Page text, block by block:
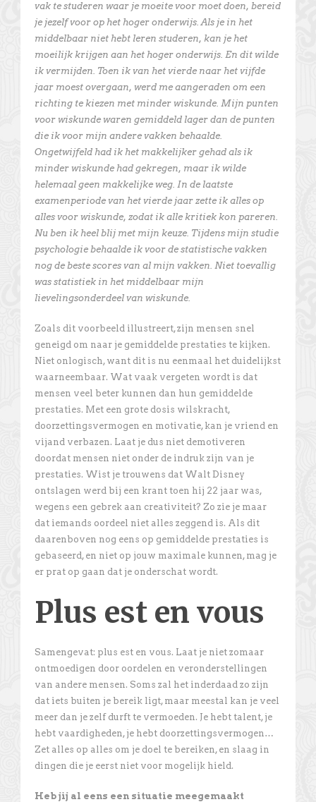
vak te studeren waar je moeite voor moet doen, bereid
je jezelf voor op het hoger onderwijs. Als je in het
middelbaar niet hebt leren studeren, kan je het
moeilijk krijgen aan het hoger onderwijs. En dit wilde
ik vermijden. Toen ik van het vierde naar het vijfde
jaar moest overgaan, werd me aangeraden om een
richting te kiezen met minder wiskunde. Mijn punten
voor wiskunde waren gemiddeld lager dan de punten
die ik voor mijn andere vakken behaalde.
Ongetwijfeld had ik het makkelijker gehad als ik
minder wiskunde had gekregen, maar ik wilde
helemaal geen makkelijke weg. In de laatste
examenperiode van het vierde jaar zette ik alles op
alles voor wiskunde, zodat ik alle kritiek kon pareren.
Nu ben ik heel blij met mijn keuze. Tijdens mijn studie
psychologie behaalde ik voor de statistische vakken
nog de beste scores van al mijn vakken. Niet toevallig
was statistiek in het middelbaar mijn
lievelingsonderdeel van wiskunde.
Zoals dit voorbeeld illustreert, zijn mensen snel
geneigd om naar je gemiddelde prestaties te kijken.
Niet onlogisch, want dit is nu eenmaal het duidelijkst
waarneembaar. Wat vaak vergeten wordt is dat
mensen veel beter kunnen dan hun gemiddelde
prestaties. Met een grote dosis wilskracht,
doorzettingsvermogen en motivatie, kan je vriend en
vijand verbazen. Laat je dus niet demotiveren
doordat mensen niet onder de indruk zijn van je
prestaties. Wist je trouwens dat Walt Disney
ontslagen werd bij een krant toen hij 22 jaar was,
wegens een gebrek aan creativiteit? Zo zie je maar
dat iemands oordeel niet alles zeggend is. Als dit
daarenboven nog eens op gemiddelde prestaties is
gebaseerd, en niet op jouw maximale kunnen, mag je
er prat op gaan dat je onderschat wordt.
Plus est en vous
Samengevat: plus est en vous. Laat je niet zomaar
ontmoedigen door oordelen en veronderstellingen
van andere mensen. Soms zal het inderdaad zo zijn
dat iets buiten je bereik ligt, maar meestal kan je veel
meer dan je zelf durft te vermoeden. Je hebt talent, je
hebt vaardigheden, je hebt doorzettingsvermogen…
Zet alles op alles om je doel te bereiken, en slaag in
dingen die je eerst niet voor mogelijk hield.
Heb jij al eens een situatie meegemaakt